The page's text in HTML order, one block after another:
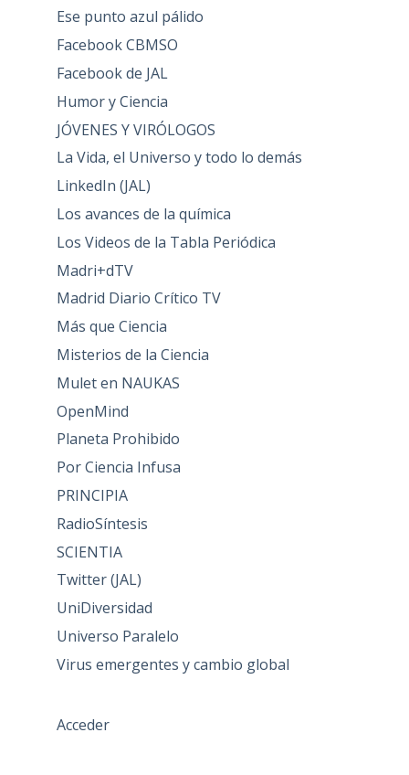
Ese punto azul pálido
Facebook CBMSO
Facebook de JAL
Humor y Ciencia
JÓVENES Y VIRÓLOGOS
La Vida, el Universo y todo lo demás
LinkedIn (JAL)
Los avances de la química
Los Videos de la Tabla Periódica
Madri+dTV
Madrid Diario Crítico TV
Más que Ciencia
Misterios de la Ciencia
Mulet en NAUKAS
OpenMind
Planeta Prohibido
Por Ciencia Infusa
PRINCIPIA
RadioSíntesis
SCIENTIA
Twitter (JAL)
UniDiversidad
Universo Paralelo
Virus emergentes y cambio global
Acceder